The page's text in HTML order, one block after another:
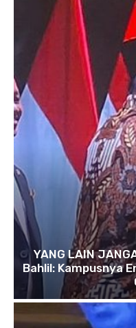
YANG LAIN
Bahlil: Kampusnya